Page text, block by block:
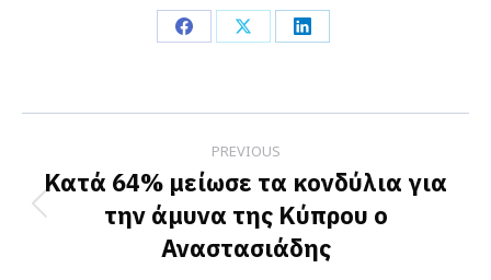
Share
Facebook
Share
X
Share
LinkedIn
navigation
PREVIOUS
Previous
post:
Κατά 64% μείωσε τα κονδύλια για
την άμυνα της Κύπρου ο
Αναστασιάδης